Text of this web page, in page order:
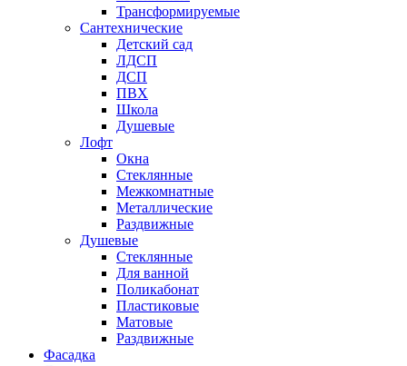
Трансформируемые
Сантехнические
Детский сад
ЛДСП
ДСП
ПВХ
Школа
Душевые
Лофт
Окна
Стеклянные
Межкомнатные
Металлические
Раздвижные
Душевые
Стеклянные
Для ванной
Поликабонат
Пластиковые
Матовые
Раздвижные
Фасадка